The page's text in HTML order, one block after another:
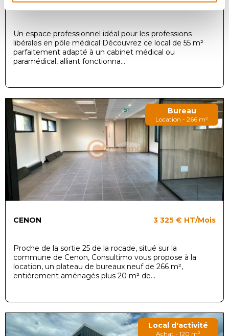
LIBOURNE 125 000 €HT
Un espace professionnel idéal pour les professions
libérales en pôle médical Découvrez ce local de 55 m²
parfaitement adapté à un cabinet médical ou
paramédical, alliant fonctionna...
Bureau
Location - 266 m²
CENON 3 325 € HT/Mois
Proche de la sortie 25 de la rocade, situé sur la
commune de Cenon, Consultimo vous propose à la
location, un plateau de bureaux neuf de 266 m²,
entièrement aménagés plus 20 m² de...
Local d'activité
Achat - 120 m²